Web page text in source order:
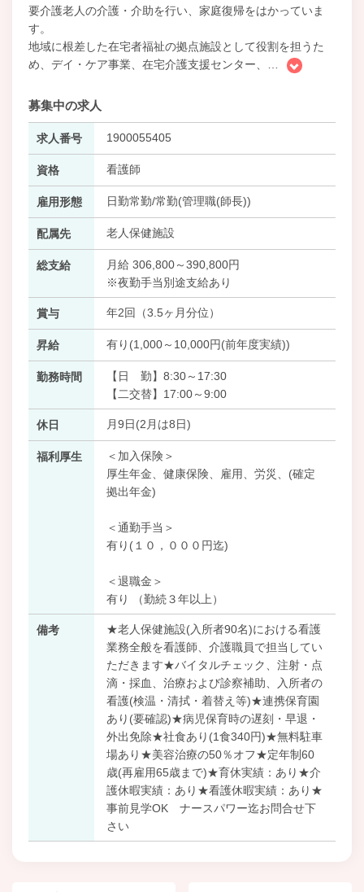
要介護老人の介護・介助を行い、家庭復帰をはかっていま
す。
地域に根差した在宅者福祉の拠点施設として役割を担うた
め、デイ・ケア事業、在宅介護支援センター、
募集中の求人
求人番号 1900055405
資格 看護師
雇用形態 日勤常勤/常勤(管理職(師長))
配属先 老人保健施設
総支給
月給 306,800～390,800円
※夜勤手当別途支給あり
賞与 年2回（3.5ヶ月分位）
昇給 有り(1,000～10,000円(前年度実績))
勤務時間
【日 勤】8:30～17:30
【二交替】17:00～9:00
休日 月9日(2月は8日)
福利厚生
＜加入保険＞
厚生年金、健康保険、雇用、労災、(確定
拠出年金)
＜通勤手当＞
有り(１０，０００円迄)
＜退職金＞
有り （勤続３年以上）
備考
★老人保健施設(入所者90名)における看護
業務全般を看護師、介護職員で担当してい
ただきます★バイタルチェック、注射・点
滴・採血、治療および診察補助、入所者の
看護(検温・清拭・着替え等)★連携保育園
あり(要確認)★病児保育時の遅刻・早退・
外出免除★社食あり(1食340円)★無料駐車
場あり★美容治療の50％オフ★定年制60
歳(再雇用65歳まで)★育休実績：あり★介
護休暇実績：あり★看護休暇実績：あり★
事前見学OK ナースパワー迄お問合せ下
さい